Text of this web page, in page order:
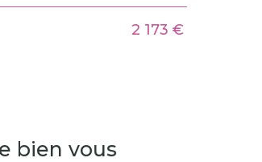
2 173 €
bien vous